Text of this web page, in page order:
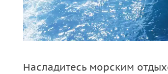
Насладитесь морским